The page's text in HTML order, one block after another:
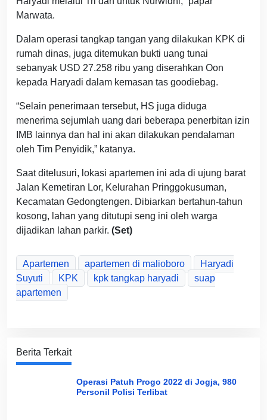
Marwata.
Dalam operasi tangkap tangan yang dilakukan KPK di
rumah dinas, juga ditemukan bukti uang tunai
sebanyak USD 27.258 ribu yang diserahkan Oon
kepada Haryadi dalam kemasan tas goodiebag.
“Selain penerimaan tersebut, HS juga diduga
menerima sejumlah uang dari beberapa penerbitan izin
IMB lainnya dan hal ini akan dilakukan pendalaman
oleh Tim Penyidik,” katanya.
Saat ditelusuri, lokasi apartemen ini ada di ujung barat
Jalan Kemetiran Lor, Kelurahan Pringgokusuman,
Kecamatan Gedongtengen. Dibiarkan bertahun-tahun
kosong, lahan yang ditutupi seng ini oleh warga
dijadikan lahan parkir. (Set)
Apartemen apartemen di malioboro
Haryadi
Suyuti
KPK kpk tangkap haryadi
suap
apartemen
Berita Terkait
Operasi Patuh Progo 2022 di Jogja, 980
Personil Polisi Terlibat